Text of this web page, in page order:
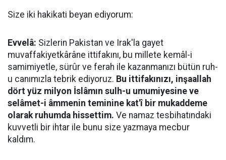
Size iki hakikati beyan ediyorum:
Evvelâ: Sizlerin Pakistan ve Irak'la gayet
muvaffakiyetkârâne ittifakını, bu millete kemâl-i
samimiyetle, sürûr ve ferah ile kazanmanızı bütün ruh-
u canımızla tebrik ediyoruz. Bu ittifakınızı, inşaallah
dört yüz milyon İslâmın sulh-u umumiyesine ve
selâmet-i âmmenin teminine kat'î bir mukaddeme
olarak ruhumda hissettim. Ve namaz tesbihatındaki
kuvvetli bir ihtar ile bunu size yazmaya mecbur
kaldım.